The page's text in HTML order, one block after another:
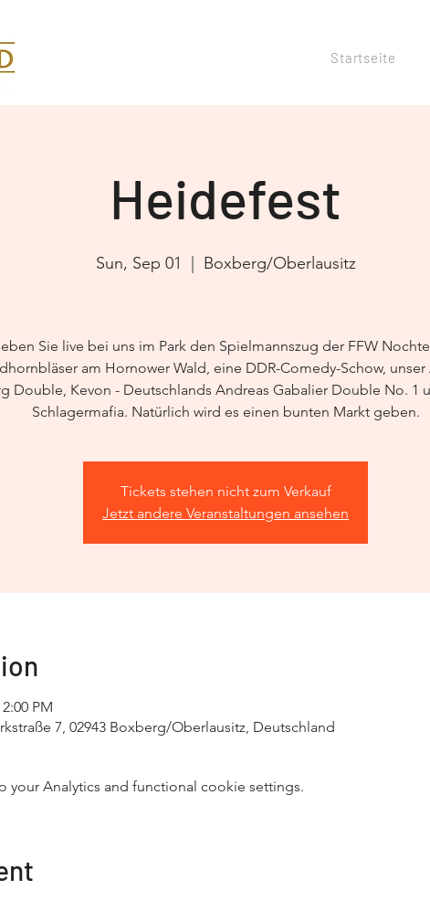
Startseite
Heidefest
Sun, Sep 01 Boxberg/Oberlausitz
Sie live bei uns im Park den Spielmannszug der FFW
am Hornower Wald, eine DDR-Comedy-Schow, unser
Double, Kevon - Deutschlands Andreas Gabalier Double No. 1
Schlagermafia. Natürlich wird es einen bunten Markt geben.
Tickets stehen nicht zum Verkauf
Jetzt andere Veranstaltungen ansehen
PM
7, 02943 Boxberg/Oberlausitz, Deutschland
Analytics and functional cookie settings.